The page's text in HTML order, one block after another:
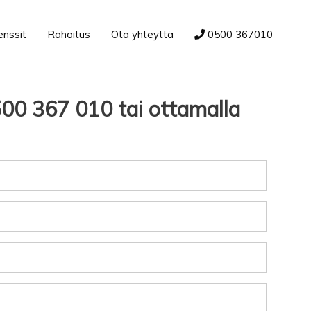
Rahoitus Ota yhteyttä 0500 367010
367 010 tai ottamalla